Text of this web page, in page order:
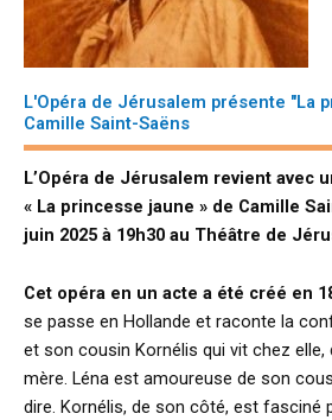
L'Opéra de Jérusalem présente "La
Camille Saint-Saëns
L’Opéra de Jérusalem revient avec
« La princesse jaune » de Camille
juin 2025 à 19h30 au Théâtre de
Cet opéra en un acte a été créé en
se passe en Hollande et raconte la
et son cousin Kornélis qui vit chez
mère. Léna est amoureuse de son
dire. Kornélis, de son côté, est fasciné